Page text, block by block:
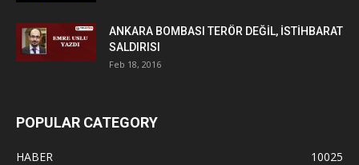
ANKARA BOMBASI TERÖR DEĞİL, İSTİHBARAT
SALDIRISI
Feb 18, 2016
POPULAR CATEGORY
HABER
10025